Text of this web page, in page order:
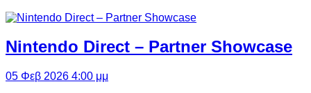
Nintendo Direct – Partner Showcase
05 Φεβ 2026 4:00 μμ